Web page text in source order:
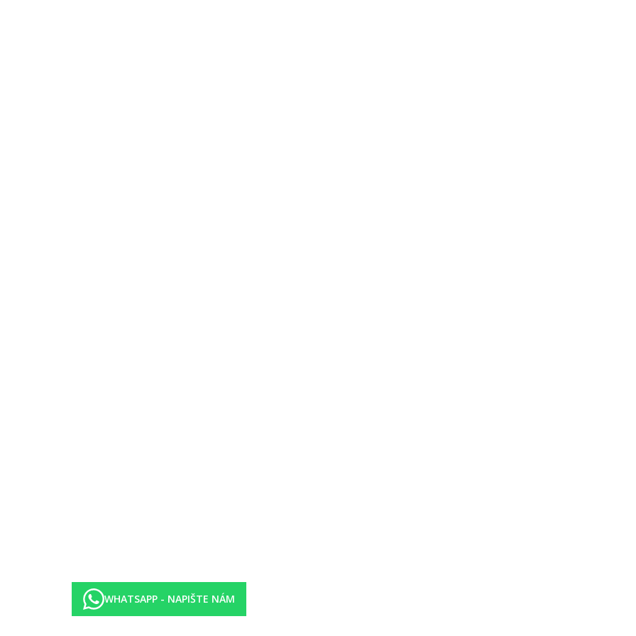
barbecue, snídaňová – 1× za pobyt zdarma, nutná rezervace)
WHATSAPP - NAPIŠTE NÁM